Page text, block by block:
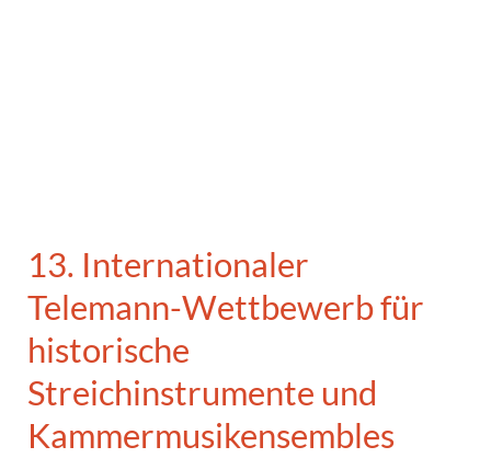
13. Internationaler
Telemann-Wettbewerbfür
historische
Streichinstrumente und
Kammermusikensembles